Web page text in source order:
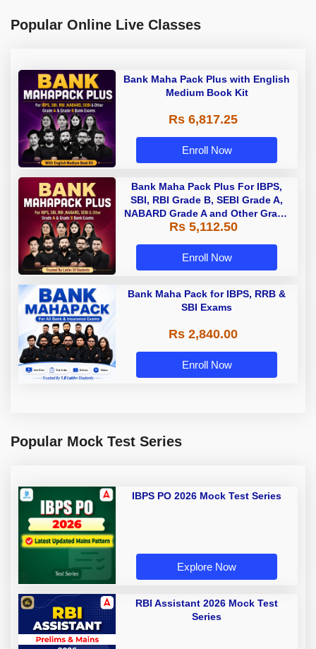
Popular Online Live Classes
Bank Maha Pack Plus with English
Medium Book Kit
Rs 6,817.25
Enroll Now
Bank Maha Pack Plus For IBPS,
SBI, RBI Grade B, SEBI Grade A,
NABARD Grade A and Other Grade
A & Grade B Bank Exams
Rs 5,112.50
Enroll Now
Bank Maha Pack for IBPS, RRB &
SBI Exams
Rs 2,840.00
Enroll Now
Popular Mock Test Series
IBPS PO 2026 Mock Test Series
Explore Now
RBI Assistant 2026 Mock Test
Series